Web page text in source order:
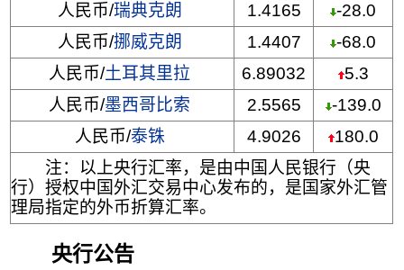
人民币/瑞典克朗 1.4165
-28.0
人民币/挪威克朗 1.4407
-68.0
人民币/土耳其里拉 6.89032
5.3
人民币/墨西哥比索 2.5565
-139.0
人民币/泰铢 4.9026
180.0
注：以上央行汇率，是由中国人民银行（央
行）授权中国外汇交易中心发布的，是国家外汇管
理局指定的外币折算汇率。
央行公告